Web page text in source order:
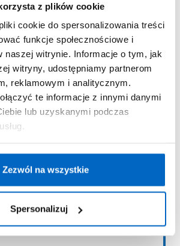
z plików cookie
cookie do spersonalizowania treści
funkcje społecznościowe i
naszej witrynie. Informacje o tym, jak
witryny, udostępniamy partnerom
reklamowym i analitycznym.
te informacje z innymi danymi
lub uzyskanymi podczas
Zezwól na wszystkie
Spersonalizuj
częścią
społeczności
newsletter, otrzymasz dostęp do
oraz inspirujących listów
doświadczeń i rekomendacji
pomogą Ci w codziennym